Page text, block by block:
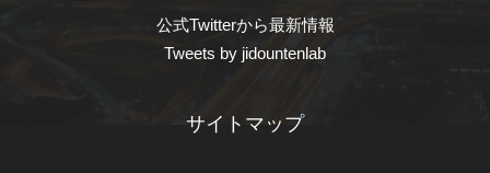
公式Twitterから最新情報
Tweets by jidountenlab
サイトマップ